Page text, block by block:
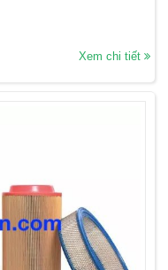
Xem chi tiết